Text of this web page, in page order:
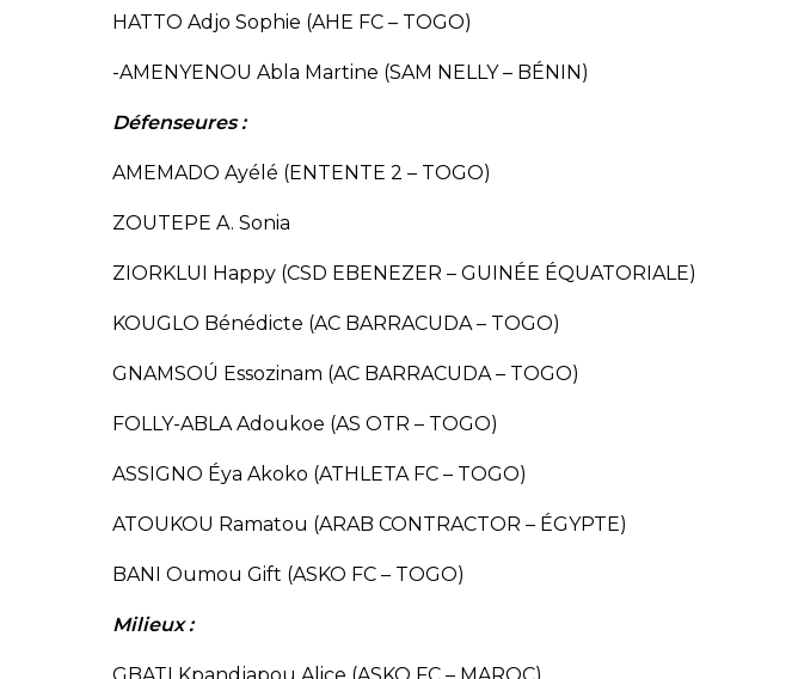
HATTO Adjo Sophie (AHE FC – TOGO)
-AMENYENOU Abla Martine (SAM NELLY – BÉNIN)
Défenseures :
AMEMADO Ayélé (ENTENTE 2 – TOGO)
ZOUTEPE A. Sonia
ZIORKLUI Happy (CSD EBENEZER – GUINÉE ÉQUATORIALE)
KOUGLO Bénédicte (AC BARRACUDA – TOGO)
GNAMSOÚ Essozinam (AC BARRACUDA – TOGO)
FOLLY-ABLA Adoukoe (AS OTR – TOGO)
ASSIGNO Éya Akoko (ATHLETA FC – TOGO)
ATOUKOU Ramatou (ARAB CONTRACTOR – ÉGYPTE)
BANI Oumou Gift (ASKO FC – TOGO)
Milieux :
GBATI Kpandjapou Alice (ASKO FC – MAROC)